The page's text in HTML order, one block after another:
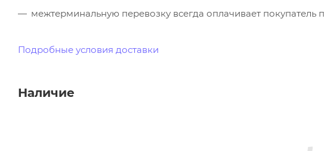
межтерминальную перевозку всегда оплачивает
Подробные условия доставки
Наличие